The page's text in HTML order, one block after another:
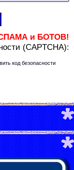
и БОТОВ!
(CAPTCHA):